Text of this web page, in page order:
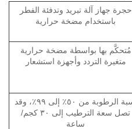
حجرة جهاز آلة تبريد وتدفئة الفطر
باستخدام مضخة حرارية
مُتحكَّم بها بواسطة مضخة حرارية
متغيرة التردد وأجهزة استشعار
نسبة الرطوبة من ٥٠٪ إلى ٩٩٪، وقد
تصل سعة الترطيب إلى ٣٠ كجم/
ساعة